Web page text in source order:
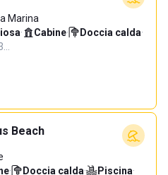
Marina
· Cabine· Doccia calda·
Beach
· Doccia calda· Piscina·